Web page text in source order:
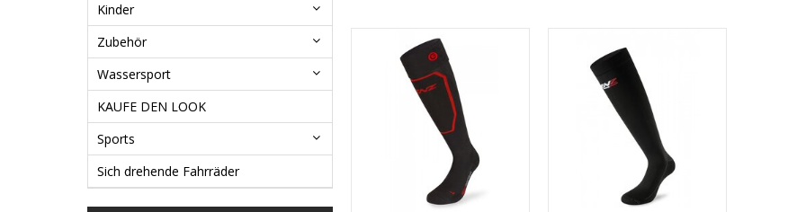
Kinder
Zubehör
Wassersport
KAUFE DEN LOOK
Sports
Sich drehende Fahrräder